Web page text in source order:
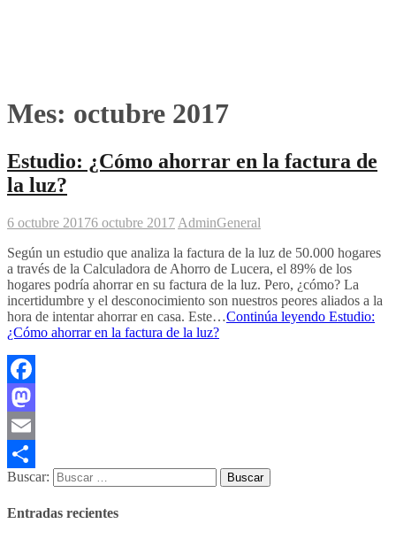
Mes: octubre 2017
Estudio: ¿Cómo ahorrar en la factura de
la luz?
6 octubre 20176 octubre 2017 AdminGeneral
Según un estudio que analiza la factura de la luz de 50.000 hogares
a través de la Calculadora de Ahorro de Lucera, el 89% de los
hogares podría ahorrar en su factura de la luz. Pero, ¿cómo? La
incertidumbre y el desconocimiento son nuestros peores aliados a la
hora de intentar ahorrar en casa. Este…Continúa leyendo Estudio:
¿Cómo ahorrar en la factura de la luz?
Facebook
Mastodon
Email
Compartir
Buscar:
Entradas recientes